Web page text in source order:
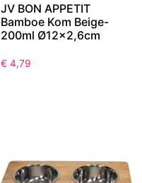
JV BON APPETIT
Bamboe Kom Beige-
200ml Ø12×2,6cm
€ 4,79